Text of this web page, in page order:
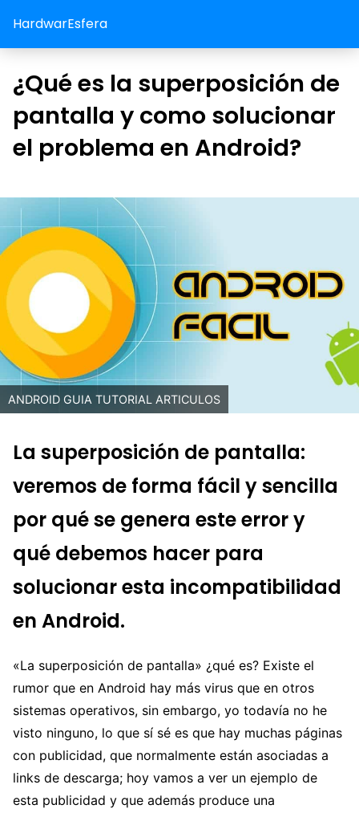
HardwarEsfera
¿Qué es la superposición de
pantalla y como solucionar
el problema en Android?
ANDROID GUIA TUTORIAL ARTICULOS
La superposición de pantalla:
veremos de forma fácil y sencilla
por qué se genera este error y
qué debemos hacer para
solucionar esta incompatibilidad
en Android.
«La superposición de pantalla» ¿qué es? Existe el
rumor que en Android hay más virus que en otros
sistemas operativos, sin embargo, yo todavía no he
visto ninguno, lo que sí sé es que hay muchas páginas
con publicidad, que normalmente están asociadas a
links de descarga; hoy vamos a ver un ejemplo de
esta publicidad y que además produce una